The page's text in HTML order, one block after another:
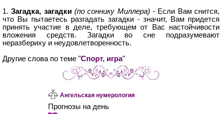
1.Загадка, загадки(по соннику Миллера) - Если Вам снится,
что Вы пытаетесь разгадать загадки - значит, Вам придется
принять участие в деле, требующем от Вас настойчивости
вложения средств. Загадки во сне подразумевают
неразбериху и неудовлетворенность.
Другие слова по теме "Спорт, игра"
Ангельская нумерология
Прогнозы на день